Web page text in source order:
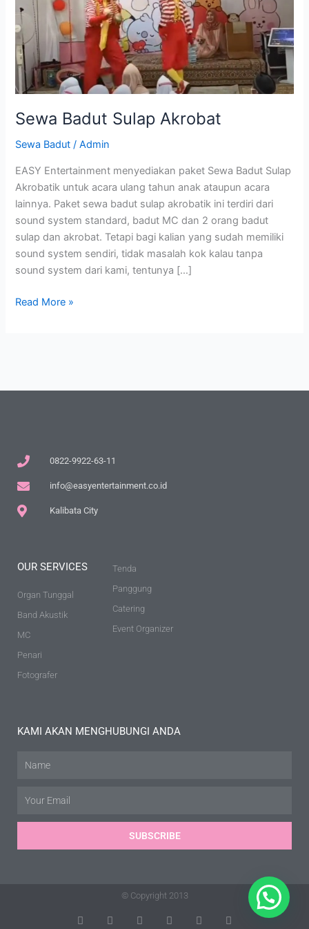
Sewa Badut Sulap Akrobat
Sewa Badut /Admin
EASY Entertainment menyediakan paket Sewa Badut Sulap
Akrobatik untuk acara ulang tahun anak ataupun acara
lainnya. Paket sewa badut sulap akrobatik ini terdiri dari
sound system standard, badut MC dan 2 orang badut
sulap dan akrobat. Tetapi bagi kalian yang sudah memiliki
sound system sendiri, tidak masalah kok kalau tanpa
sound system dari kami, tentunya […]
Read More »
0822-9922-63-11
info@easyentertainment.co.id
Kalibata City
OUR SERVICES
Organ Tunggal
Band Akustik
MC
Penari
Fotografer
Tenda
Panggung
Catering
Event Organizer
KAMI AKAN MENGHUBUNGI ANDA
SUBSCRIBE
© Copyright 2013
T F D Y P M